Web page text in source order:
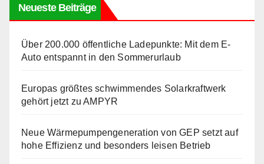
Neueste Beiträge
Über 200.000 öffentliche Ladepunkte: Mit dem E-
Auto entspannt in den Sommerurlaub
Europas größtes schwimmendes Solarkraftwerk
gehört jetzt zu AMPYR
Neue Wärmepumpengeneration von GEP setzt auf
hohe Effizienz und besonders leisen Betrieb